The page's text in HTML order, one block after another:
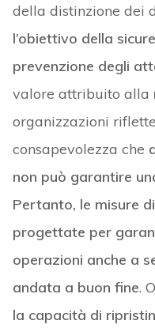
della distinzione dei
l’obiettivo della
prevenzione degli
valore attribuito alla
organizzazioni
consapevolezza che
non può garantire
Pertanto, le misure
progettate per
operazioni anche a
andata a buon fine.
la capacità di